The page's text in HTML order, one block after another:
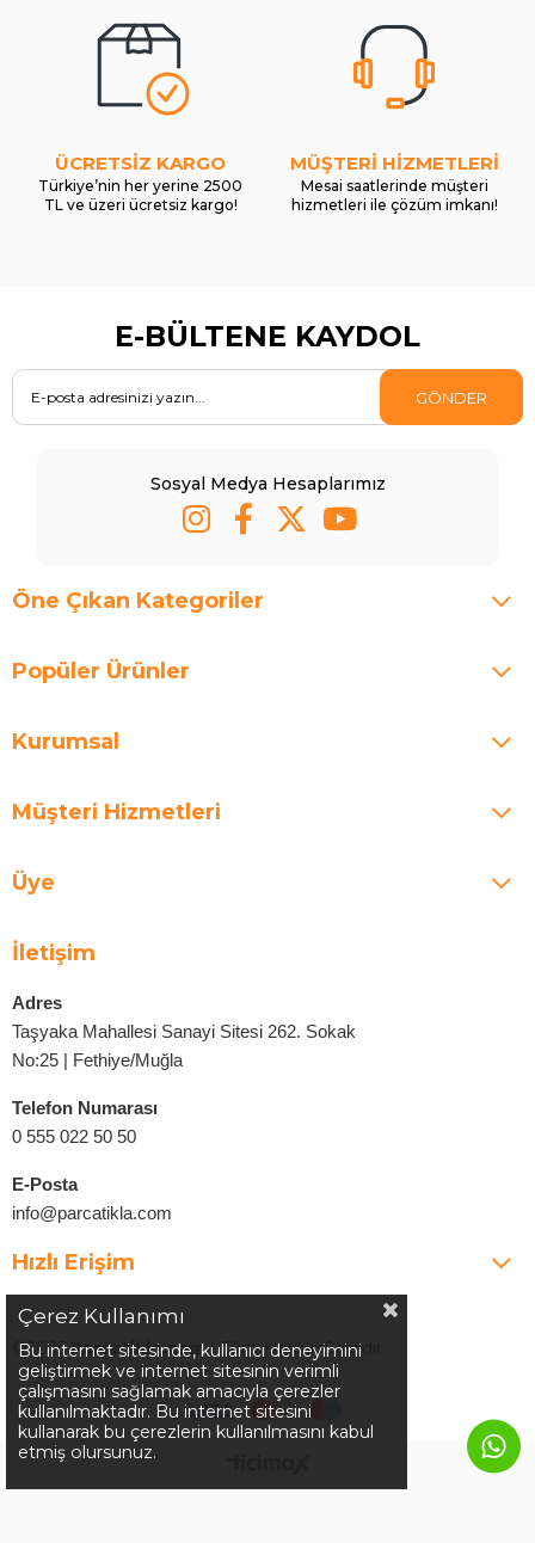
ÜCRETSİZ KARGO
Türkiye’nin her yerine 2500
TL ve üzeri ücretsiz kargo!
MÜŞTERİ HİZMETLERİ
Mesai saatlerinde müşteri
hizmetleri ile çözüm imkanı!
E-BÜLTENE KAYDOL
GÖNDER
Sosyal Medya Hesaplarımız
Öne Çıkan Kategoriler
Popüler Ürünler
Kurumsal
Müşteri Hizmetleri
Üye
İletişim
Adres
Taşyaka Mahallesi Sanayi Sitesi 262. Sokak
No:25 | Fethiye/Muğla
Telefon Numarası
0 555 022 50 50
E-Posta
info@parcatikla.com
Hızlı Erişim
©2025Parcatikla.com| Tüm Hakları Saklıdır.
Çerez Kullanımı
Bu internet sitesinde, kullanıcı deneyimini
geliştirmek ve internet sitesinin verimli
çalışmasını sağlamak amacıyla çerezler
kullanılmaktadır. Bu internet sitesini
kullanarak bu çerezlerin kullanılmasını kabul
etmiş olursunuz.